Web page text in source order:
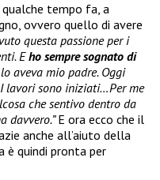
qualche tempo fa, a
ovvero quello di avere
questa passione per i
Eho sempre sognato di
aveva mio padre. Oggi
lavori sono iniziati…Per me
che sentivo dentro da
davvero.”E ora ecco che il
anche all’aiuto della
è quindi pronta per